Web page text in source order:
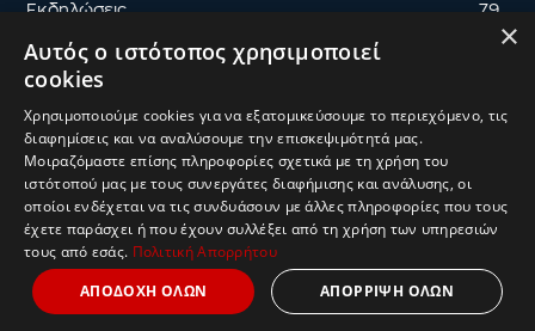
Εκδηλώσεις 79
ΟΡΟΙ ΧΡΗΣΗΣ ΠΟΛΙΤΙΚΗ ΑΠΟΡΡΗΤΟΥ
ΔΙΑΧΕΙΡΙΣΗ ΑΠΟΡΡΗΤΟΥ
© 2025 ToyMaster | Κατασκευή & Ανάπτυξη
×
Αυτός ο ιστότοπος χρησιμοποιεί
cookies
Χρησιμοποιούμε cookies για να εξατομικεύσουμε το περιεχόμενο, τις
διαφημίσεις και να αναλύσουμε την επισκεψιμότητά μας.
Μοιραζόμαστε επίσης πληροφορίες σχετικά με τη χρήση του
ιστότοπού μας με τους συνεργάτες διαφήμισης και ανάλυσης, οι
οποίοι ενδέχεται να τις συνδυάσουν με άλλες πληροφορίες που τους
έχετε παράσχει ή που έχουν συλλέξει από τη χρήση των υπηρεσιών
τους από εσάς. Πολιτική Απορρήτου
ΑΠΟΔΟΧΗ ΟΛΩΝ
ΑΠΟΡΡΙΨΗ ΟΛΩΝ